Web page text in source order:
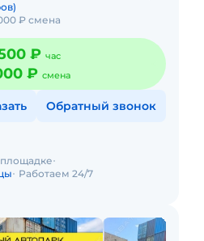
₽ смена
₽ час
₽ смена
Обратный звонок
Работаем 24/7